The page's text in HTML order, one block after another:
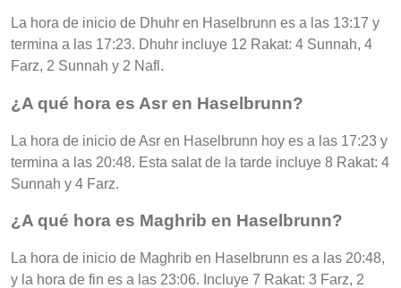
La hora de inicio de Dhuhr en Haselbrunn es a las 13:17 y
termina a las 17:23. Dhuhr incluye 12 Rakat: 4 Sunnah, 4
Farz, 2 Sunnah y 2 Nafl.
¿A qué hora es Asr en Haselbrunn?
La hora de inicio de Asr en Haselbrunn hoy es a las 17:23 y
termina a las 20:48. Esta salat de la tarde incluye 8 Rakat: 4
Sunnah y 4 Farz.
¿A qué hora es Maghrib en Haselbrunn?
La hora de inicio de Maghrib en Haselbrunn es a las 20:48,
y la hora de fin es a las 23:06. Incluye 7 Rakat: 3 Farz, 2